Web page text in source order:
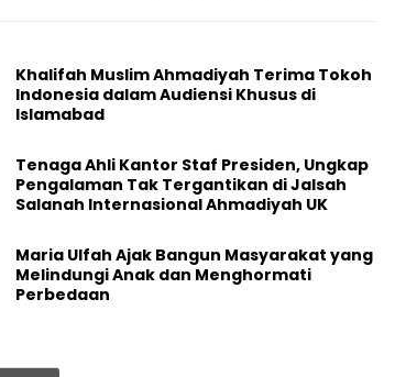
Khalifah Muslim Ahmadiyah Terima Tokoh
Indonesia dalam Audiensi Khusus di
Islamabad
Tenaga Ahli Kantor Staf Presiden, Ungkap
Pengalaman Tak Tergantikan di Jalsah
Salanah Internasional Ahmadiyah UK
Maria Ulfah Ajak Bangun Masyarakat yang
Melindungi Anak dan Menghormati
Perbedaan